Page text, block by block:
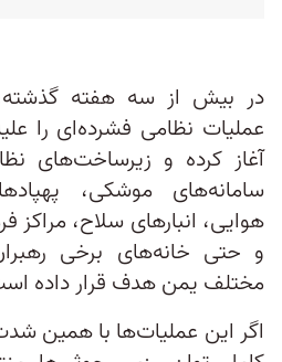
در بیش از سه هفته گذشته،
عملیات نظامی فشرده‌ای را
آغاز کرده و زیرساخت‌های
سامانه‌های موشکی،
هوایی، انبارهای سلاح، مراکز
و حتی خانه‌های برخی
مختلف یمن هدف قرار داده
اگر این عملیات‌ها با همین